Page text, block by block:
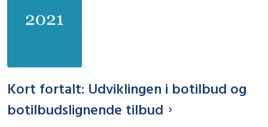
Kort fortalt: Udviklingen i botilbud og
botilbudslignende tilbud